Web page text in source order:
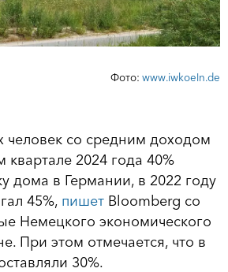
Фото: www.iwkoeln.de
человек со средним доходом
квартале 2024 года 40%
дома в Германии, в 2022 году
45%, пишет Bloomberg со
Немецкого экономического
При этом отмечается, что в
30%.